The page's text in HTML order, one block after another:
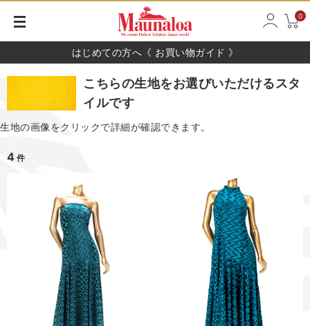
0
はじめての方へ《 お買い物ガイド 》
こちらの生地をお選びいただけるスタ
イルです
生地の画像をクリックで詳細が確認できます。
4 件